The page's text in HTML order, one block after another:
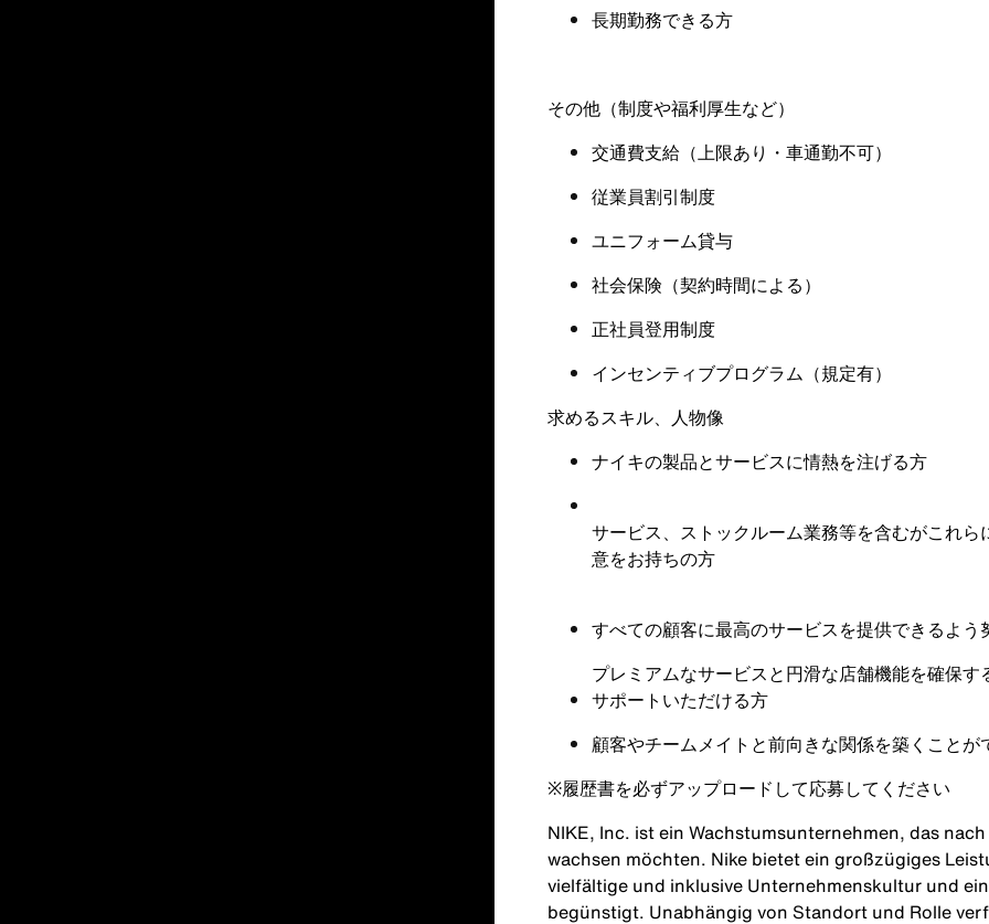
長期勤務できる方
その他（制度や福利厚生など）
交通費支給（上限あり・車通勤不可）
従業員割引制度
ユニフォーム貸与
社会保険（契約時間による）
正社員登用制度
インセンティブプログラム（規定有）
求めるスキル、人物像
ナイキの製品とサービスに情熱を注げる方
サービス、ストックルーム業務等を含むがこれ
意をお持ちの方
すべての顧客に最高のサービスを提供できるよう
プレミアムなサービスと円滑な店舗機能を確保
サポートいただける方
顧客やチームメイトと前向きな関係を築くことが
※履歴書を必ずアップロードして応募してください
NIKE, Inc. ist ein Wachstumsunternehmen, das
wachsen möchten. Nike bietet ein großzügiges
vielfältige und inklusive Unternehmenskultur und
begünstigt. Unabhängig von Standort und Rolle